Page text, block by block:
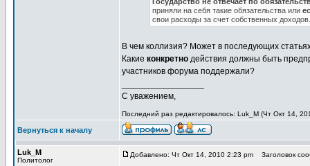
приняли на себя такие обязательства или
свои расходы за счет собственных доходов.
В чем коллизия? Может в последующих
Какие конкретно действия должны быть
участников форума поддержали?
С уважением,
Последний раз редактировалось: Luk_M (Чт Окт 14,
Вернуться к началу
Luk_M
Политолог
Добавлено: Чт Окт 14, 2010 2:23 pm Заголовок